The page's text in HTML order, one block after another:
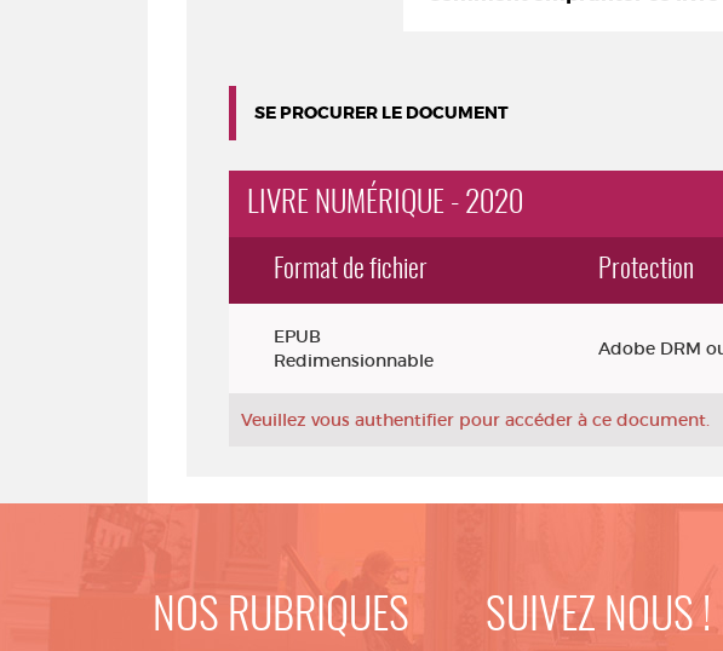
SE PROCURER LE DOCUMENT
LIVRE NUMÉRIQUE - 2020
Format de fichier Protection
EPUB
Redimensionnable
Adobe DRM
Veuillez vous authentifier pour accéder à ce document.
NOS RUBRIQUES SUIVEZ NOUS !